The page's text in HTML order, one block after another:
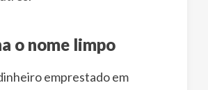
o nome limpo
emprestado em